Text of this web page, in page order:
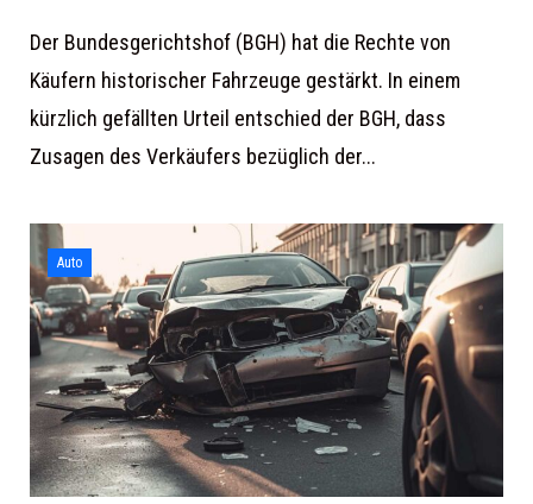
Der Bundesgerichtshof (BGH) hat die Rechte von
Käufern historischer Fahrzeuge gestärkt. In einem
kürzlich gefällten Urteil entschied der BGH, dass
Zusagen des Verkäufers bezüglich der...
Auto